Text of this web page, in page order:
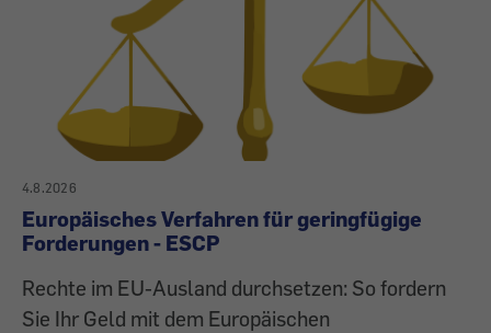
4.8.2026
Europäisches Verfahren für geringfügige
Forderungen - ESCP
Rechte im EU-Ausland durchsetzen: So fordern
Sie Ihr Geld mit dem Europäischen